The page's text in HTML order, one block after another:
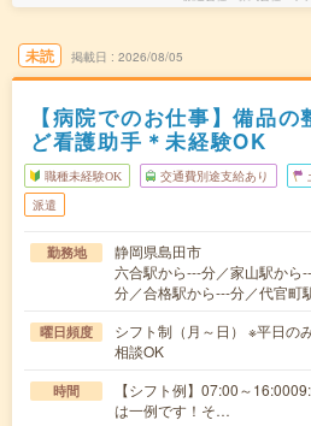
未読 掲載日 2026/08/05
【病院でのお仕事】備品
ど看護助手＊未経験OK
職種未経験OK 交通費別途支給あり
派遣
勤務地
静岡県島田市
六合駅から---分／家山駅から
分／合格駅から---分／代官町
曜日頻度
シフト制（月～日） ※平日の
相談OK
時間
【シフト例】07:00～
は一例です！そ…